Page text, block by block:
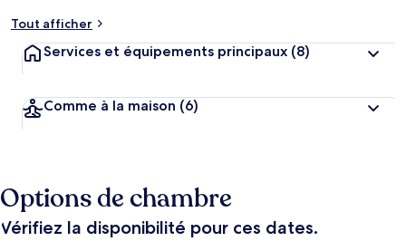
Tout afficher
Services et équipements principaux (8)
Comme à la maison (6)
Options de chambre
Vérifiez la disponibilité pour ces dates.